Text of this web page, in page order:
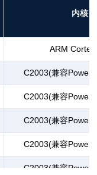
内核
ARM
C2003(兼容
C2003(兼容
C2003(兼容
C2003(兼容
C2003(兼容